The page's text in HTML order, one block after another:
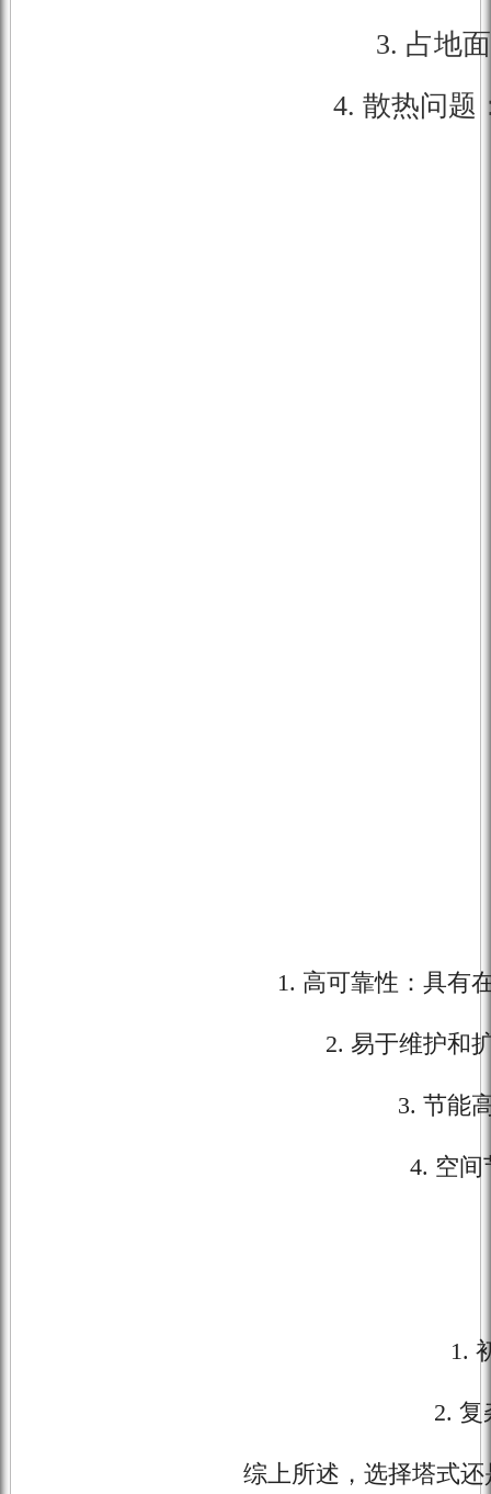
3. 占地
4. 散热问题
1. 高可靠性：具有
2. 易于维护和
3. 节能
4. 空
1.
2.
综上所述，选择塔式